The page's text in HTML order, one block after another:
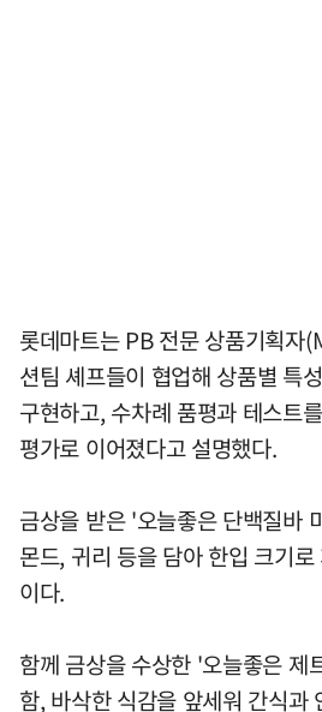
롯데마트는 PB 전문 상품기획자
션팀 셰프들이 협업해 상품별 특
구현하고, 수차례 품평과 테스트
평가로 이어졌다고 설명했다.
금상을 받은 '오늘좋은 단백질바
몬드, 귀리 등을 담아 한입 크기
이다.
함께 금상을 수상한 '오늘좋은 제
함, 바삭한 식감을 앞세워 간식과